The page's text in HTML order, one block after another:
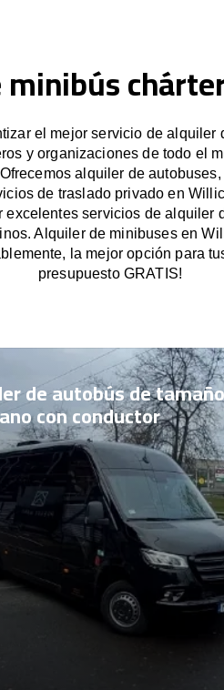
el mejor servicio de alquiler
y organizaciones de todo el
alquiler de
de traslado privado en
excelentes servicios de alquiler
Alquiler de minibuses en
la mejor opción para
presupuesto GRATIS!
de autobús de tamaño
con conductor